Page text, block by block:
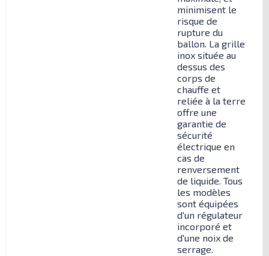
minimisent le
risque de
rupture du
ballon. La grille
inox située au
dessus des
corps de
chauffe et
reliée à la terre
offre une
garantie de
sécurité
électrique en
cas de
renversement
de liquide. Tous
les modèles
sont équipées
d'un régulateur
incorporé et
d'une noix de
serrage.